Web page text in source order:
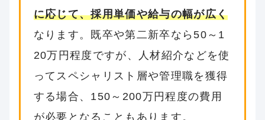
に応じて、採用単価や給与の幅が広く
なります。既卒や第二新卒なら50～1
20万円程度ですが、人材紹介などを使
ってスペシャリスト層や管理職を獲得
する場合、150～200万円程度の費用
が必要となることもあります。